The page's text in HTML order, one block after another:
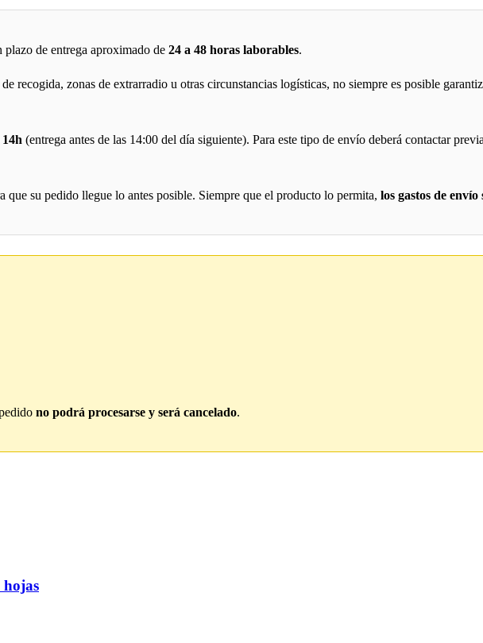
plazo de entrega aproximado de 24 a 48 horas laborables.
recogida, zonas de extrarradio u otras circunstancias logísticas, no siempre es posible
14h (entrega antes de las 14:00 del día siguiente). Para este tipo de envío deberá contactar
que su pedido llegue lo antes posible. Siempre que el producto lo permita, los gastos de
no podrá procesarse y será cancelado.
hojas